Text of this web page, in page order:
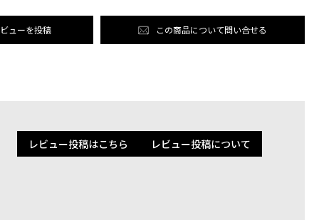
特定商取引法に基づく表記
プライバシーポリシー
ューを投稿 この商品について問い合せる
レビュー投稿はこちら レビュー投稿について